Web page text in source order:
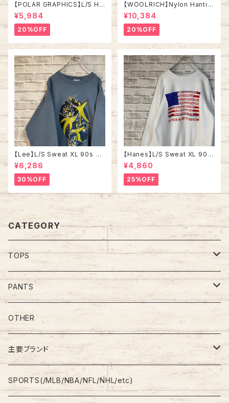
【POLAR GRAPHICS】L/S Hal
fZip Sweat XL Made in US
A 90s “ALASKA” スーベニア
ハーフジップスウェット トレーナ
ー アラスカ お土産モノ vintag
e ヴィンテージ アメリカ USA
古着
¥5,984
20%OFF
【WOOLRICH】Nylon Hantin
g jacket L相当 Made in US
A 70s vintage ウールリッチ
ナイロン ハンティングジャケット
米国製 ヴィンテージ アメリカ U
SA レトロ 古着
¥10,384
20%OFF
【Lee】L/S Sweat XL 90s M
ade in USA 企業モノ アート系
スウェット トレーナー USA製 ア
ートプリント 肉厚 アメリカ USA
古着
¥6,286
30%OFF
【Hanes】L/S Sweat XL 90s
ヘインズ スウェット トレーナー
星条旗 企業モノ vintage ヴィ
ンテージ アメリカ USA 古着
¥4,860
25%OFF
CATEGORY
TOPS
Tee
S/L Tee
Polo Shirt
Shirt
L/S
Sweatshirt
PANTS
Jeans/Denim
Work Pants
Shorts
OTHER
主要ブランド
adidas
SPORTS(/MLB/NBA/NFL/NHL/etc)